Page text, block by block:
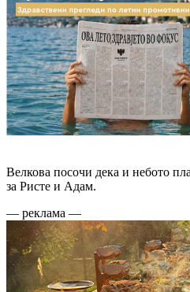
Велкова посочи дека и небото
за Ристе и Адам.
— реклама —